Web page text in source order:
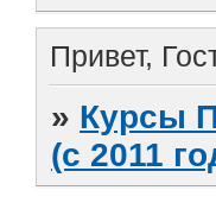
Привет,
» Курсы
(с 2011